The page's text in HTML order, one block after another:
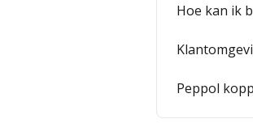
Hoe kan ik
Peppol